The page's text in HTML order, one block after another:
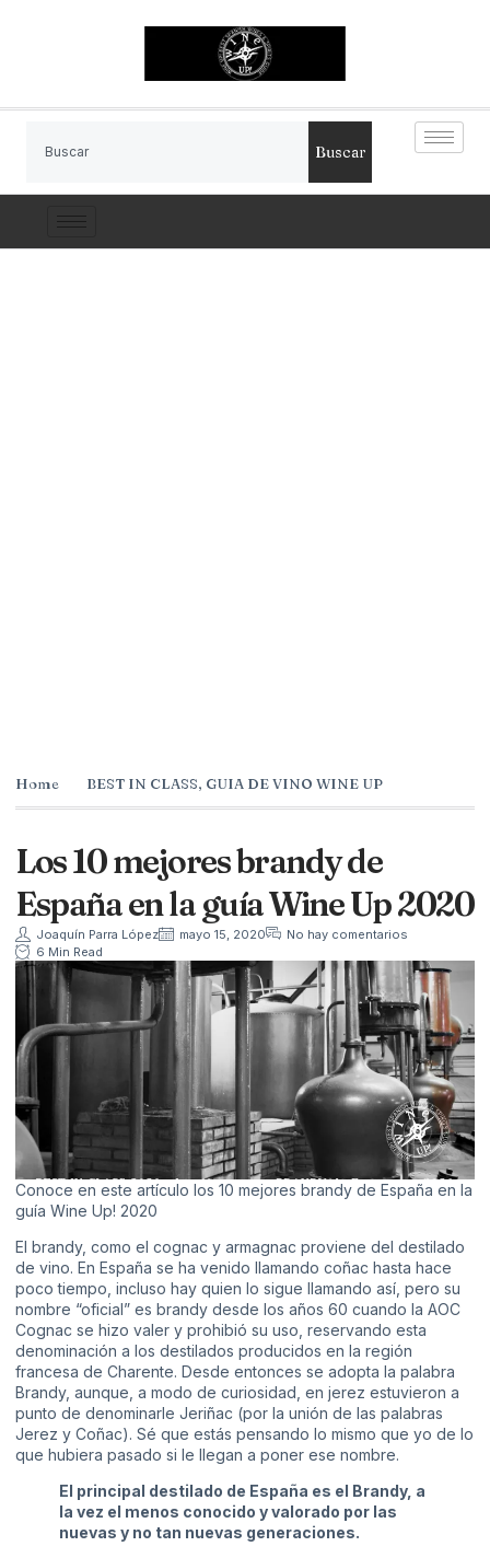
Buscar
Home BEST IN CLASS, GUIA DE VINO WINE UP
Los 10 mejores brandy de
España en la guía Wine Up 2020
Joaquín Parra López mayo 15, 2020
No hay comentarios
6 Min Read
Conoce en este artículo los 10 mejores brandy de España en la
guía Wine Up! 2020
El brandy, como el cognac y armagnac proviene del destilado
de vino. En España se ha venido llamando coñac hasta hace
poco tiempo, incluso hay quien lo sigue llamando así, pero su
nombre “oficial” es brandy desde los años 60 cuando la AOC
Cognac se hizo valer y prohibió su uso, reservando esta
denominación a los destilados producidos en la región
francesa de Charente. Desde entonces se adopta la palabra
Brandy, aunque, a modo de curiosidad, en jerez estuvieron a
punto de denominarle Jeriñac (por la unión de las palabras
Jerez y Coñac). Sé que estás pensando lo mismo que yo de lo
que hubiera pasado si le llegan a poner ese nombre.
El principal destilado de España es el Brandy, a
la vez el menos conocido y valorado por las
nuevas y no tan nuevas generaciones.